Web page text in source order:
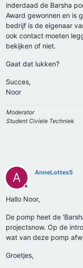
inderdaad de Barsha
Award gewonnen en is
bedrijf is de eigenaar
ook contact moeten
bekijken of niet.
Gaat dat lukken?
Succes,
Noor
Moderator
Student Civiele Techniek
A
Offline
AnneLottex5
Hallo Noor,
De pomp heet de
projectsnow. Op de
wat van deze pomp
Groetjes,